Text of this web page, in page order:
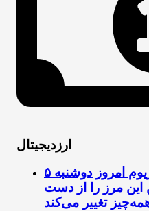
ارزدیجیتال
قیمت تتر، بیت‌کوین و اتریوم امروز دوشنبه ۵
این مرز را از دست
تغییر می‌کند